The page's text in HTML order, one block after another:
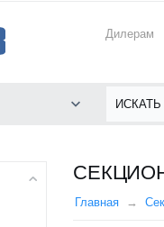
Дилерам
Главная